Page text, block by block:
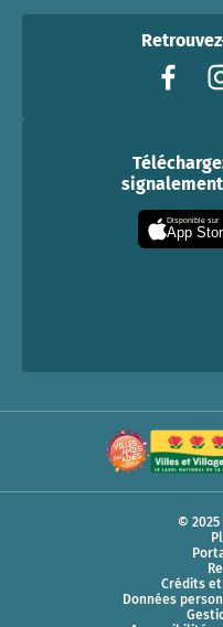
Disponible sur
App
© 2025
Crédits
Données